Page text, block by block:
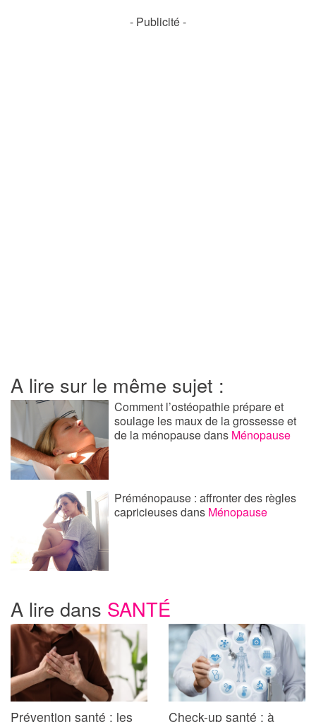
- Publicité -
A lire sur le même sujet :
Comment l’ostéopathie prépare et
soulage les maux de la grossesse et
de la ménopausedans Ménopause
Préménopause : affronter des règles
capricieusesdans Ménopause
A lire dans SANTÉ
Prévention santé : les Check-up santé : à